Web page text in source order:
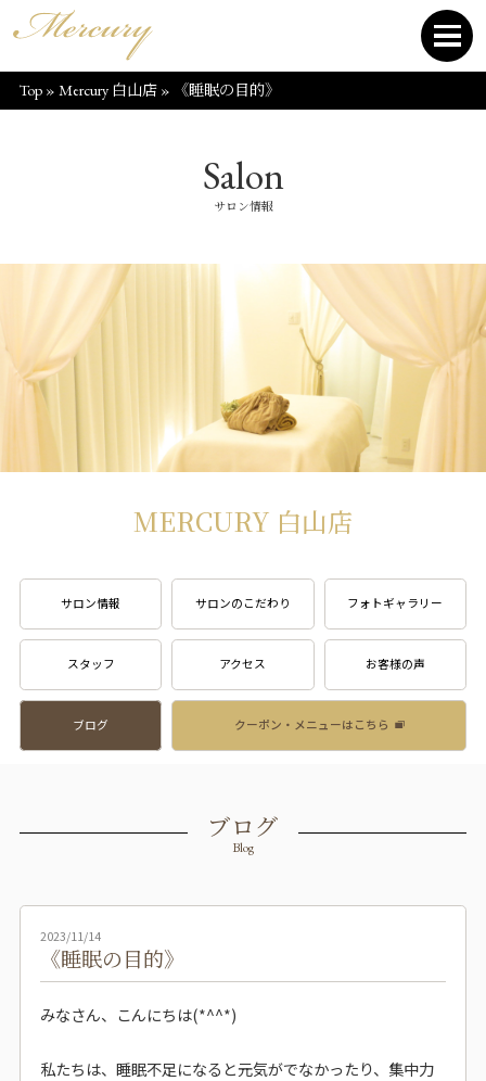
Top» Mercury 白山店» 《睡眠の目的》
Salon
サロン情報
MERCURY 白山店
サロン情報 サロンのこだわり フォトギャラリー
スタッフ アクセス お客様の声
ブログ クーポン・メニューはこちら
ブログ
Blog
2023/11/14
《睡眠の目的》
みなさん、こんにちは(*^^*)
私たちは、睡眠不足になると元気がでなかったり、集中力